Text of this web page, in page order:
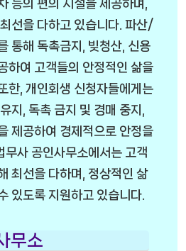
등의 편의 시설을 제공하며,
선을 다하고 있습니다. 파산/
통해 독촉금지, 빚청산, 신용
하여 고객들의 안정적인 삶을
한, 개인회생 신청자들에게는
지, 독촉 금지 및 경매 중지,
제공하여 경제적으로 안정을
무사 공인사무소에서는 고객
최선을 다하며, 정상적인 삶
있도록 지원하고 있습니다.
무소